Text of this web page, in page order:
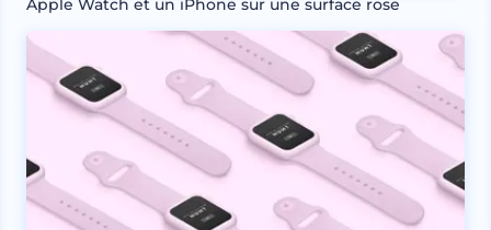
Apple Watch et un iPhone sur une surface rose